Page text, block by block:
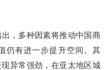
，多种因素将推动中国商
仍有进一步提升空间。其
异常强劲，在亚太地区城